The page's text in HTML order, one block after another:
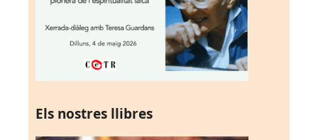
Els nostres llibres